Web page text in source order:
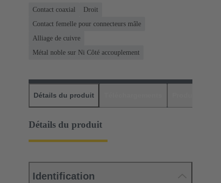
Contact coaxial
Droit
Contact femelle pour connecteurs mâle
Alliage de cuivre
Métal noble sur Ni Côté accouplement
Détails du produit
Détails du produit
Identification